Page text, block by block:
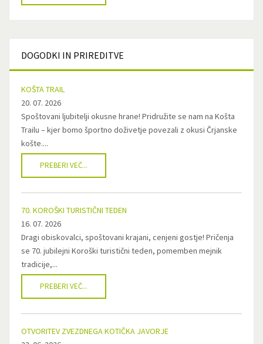
DOGODKI IN PRIREDITVE
KOŠTA TRAIL
20. 07. 2026
Spoštovani ljubitelji okusne hrane! Pridružite se nam na Košta
Trailu – kjer bomo športno doživetje povezali z okusi Črjanske
košte....
PREBERI VEČ...
70. KOROŠKI TURISTIČNI TEDEN
16. 07. 2026
Dragi obiskovalci, spoštovani krajani, cenjeni gostje! Pričenja
se 70. jubilejni Koroški turistični teden, pomemben mejnik
tradicije,...
PREBERI VEČ...
OTVORITEV ZVEZDNEGA KOTIČKA JAVORJE